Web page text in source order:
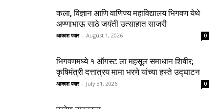
कला, विज्ञान आणि वाणिज्य महाविद्यालय भिगवण येथे
अण्णाभाऊ साठे जयंती उत्साहात साजरी
आकाश पवार - August 1, 2026 0
भिगवणमध्ये १ ऑगस्ट ला महसूल समाधान शिबीर;
कृषिमंत्री दत्तात्रय मामा भरणे यांच्या हस्ते उद्घाटन
आकाश पवार - July 31, 2026 0